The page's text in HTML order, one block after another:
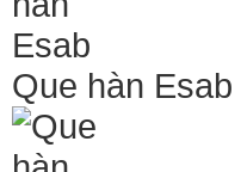
Que hàn Esab